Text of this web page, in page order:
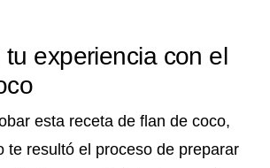
tu experiencia con el
esta receta de flan de coco,
te resultó el proceso de preparar